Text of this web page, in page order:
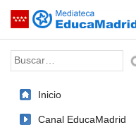
Saltar navegación
Palabra o frase:
Inicio
Canal EducaMadrid